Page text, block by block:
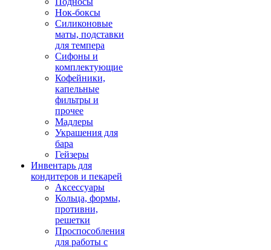
Нок-боксы
Силиконовые
маты, подставки
для темпера
Сифоны и
комплектующие
Кофейники,
капельные
фильтры и
прочее
Мадлеры
Украшения для
бара
Гейзеры
Инвентарь для
кондитеров и пекарей
Аксессуары
Кольца, формы,
противни,
решетки
Проспособления
для работы с